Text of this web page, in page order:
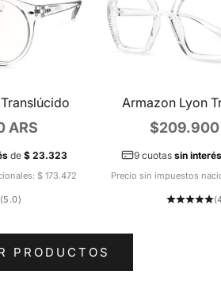
ARS
de $ 23.323
$ 173.472
(5.0)
Armazon Lyon
Precio de
$209.900
9 cuotas sin interés
Precio sin impuestos
PRODUCTOS